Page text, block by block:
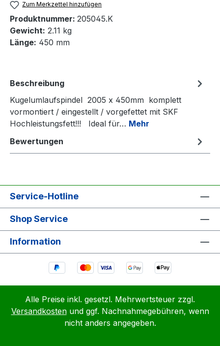
Zum Merkzettel hinzufügen
Produktnummer: 205045.K
Gewicht: 2.11 kg
Länge: 450 mm
Beschreibung
Kugelumlaufspindel 2005 x 450mm komplett
vormontiert / eingestellt / vorgefettet mit SKF
Hochleistungsfett!!! Ideal für… Mehr
Bewertungen
Service-Hotline
Shop Service
Information
Alle Preise inkl. gesetzl. Mehrwertsteuer zzgl.
Versandkostenund ggf. Nachnahmegebühren, wenn
nicht anders angegeben.